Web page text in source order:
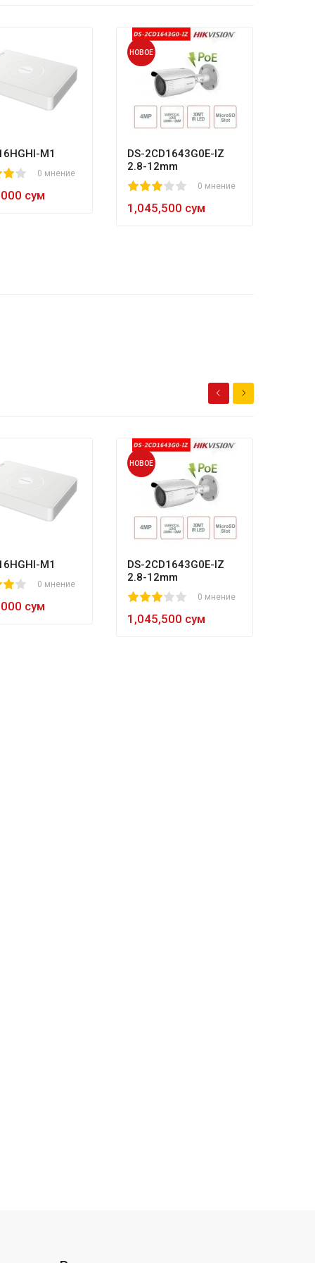
M1
0 мнение
сум
НОВОЕ
DS-2CD1643G0E-IZ
2.8-12mm
0 мнение
1,045,500 сум
80 1 2
M1
0 мнение
сум
НОВОЕ
DS-2CD1643G0E-IZ
2.8-12mm
0 мнение
1,045,500 сум
80 1 2